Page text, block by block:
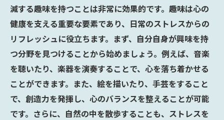
減する趣味を持つことは非常に効果的です。趣味は心の
健康を支える重要な要素であり、日常のストレスからの
リフレッシュに役立ちます。まず、自分自身が興味を持
つ分野を見つけることから始めましょう。例えば、音楽
を聴いたり、楽器を演奏することで、心を落ち着かせる
ことができます。また、絵を描いたり、手芸をすること
で、創造力を発揮し、心のバランスを整えることが可能
です。さらに、自然の中を散歩することも、ストレスを